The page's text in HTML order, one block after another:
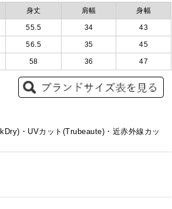
身丈 肩幅 身幅
55.5 34 43
56.5 35 45
58 36 47
・UVカット(Trubeaute)・近赤外線カッ